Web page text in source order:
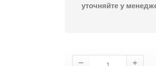
уточняйте у